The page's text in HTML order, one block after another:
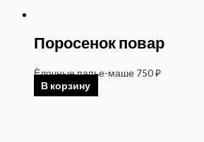
Поросенок повар
Ёлочные папье-маше 750₽
В корзину